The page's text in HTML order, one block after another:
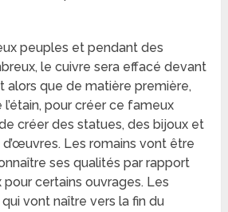
peuples et pendant des
le cuivre sera effacé devant
alors que de matière première,
pour créer ce fameux
créer des statues, des bijoux et
Les romains vont être
ses qualités par rapport
certains ouvrages. Les
vont naître vers la fin du